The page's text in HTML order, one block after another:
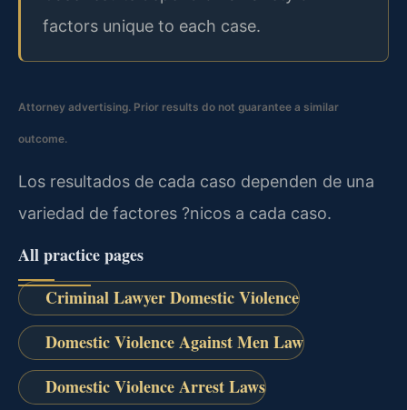
factors unique to each case.
Attorney advertising. Prior results do not guarantee a similar
outcome.
Los resultados de cada caso dependen de una
variedad de factores ?nicos a cada caso.
All practice pages
Criminal Lawyer Domestic Violence
Domestic Violence Against Men Law
Domestic Violence Arrest Laws